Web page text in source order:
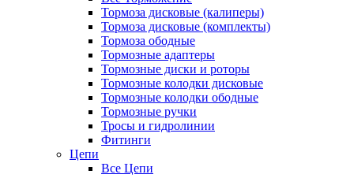
Тормоза дисковые (калиперы)
Тормоза дисковые (комплекты)
Тормоза ободные
Тормозные адаптеры
Тормозные диски и роторы
Тормозные колодки дисковые
Тормозные колодки ободные
Тормозные ручки
Тросы и гидролинии
Фитинги
Цепи
Все Цепи